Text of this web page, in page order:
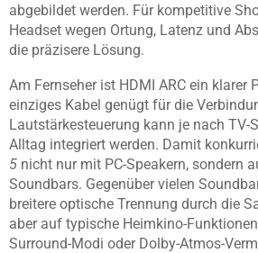
abgebildet werden. Für kompetitive
Headset wegen Ortung, Latenz und
die präzisere Lösung.
Am Fernseher ist HDMI ARC ein klarer
einziges Kabel genügt für die
Lautstärkesteuerung kann je nach TV-
Alltag integriert werden. Damit
5 nicht nur mit PC-Speakern, sondern
Soundbars. Gegenüber vielen
breitere optische Trennung durch die
aber auf typische Heimkino-
Surround-Modi oder Dolby-Atmos-